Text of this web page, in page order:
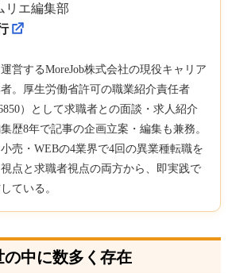
リエ編集部
営するMoreJob株式会社の現役キャリア
。厚生労働省許可の職業紹介責任者
）として求職者との面談・求人紹介
歴8年で記事の企画立案・編集も兼務。
売・WEBの4業界で4回の異業種転職を
点と求職者視点の両方から、即実践で
ている。
中に数多く存在